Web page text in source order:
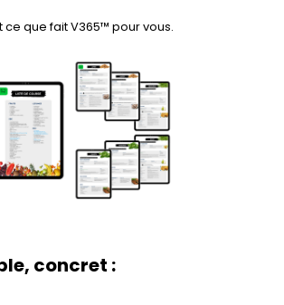
ce que fait V365™ pour vous.
concret :